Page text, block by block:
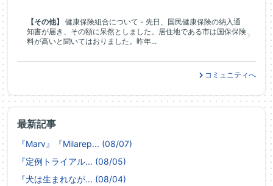
最新記事
『Marv』『Milarep... (08/07)
『定例トライアル... (08/05)
『犬は生まれなが... (08/04)
【その他】
健康保険組合について - 先日、国民健康保険の納入通
知書が届き、その額に呆然としました。居住地である市は国保保険
料が高いと聞いてはおりました。昨年...
コミュニティへ